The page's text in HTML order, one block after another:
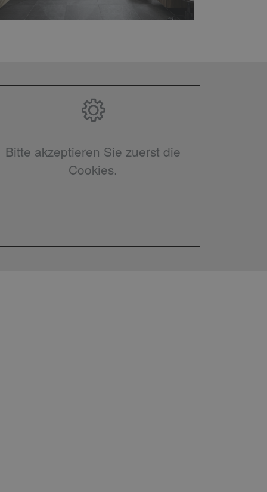
Bitte akzeptieren Sie zuerst die
Cookies.